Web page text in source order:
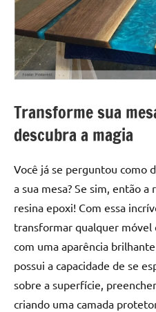
passo
criatividade
da
resina.
Explore
e
inspirações
mesa
resina,
incluindo
designs
de
mesas
Transforme sua
descubra a magia
Você já se perguntou como
a sua mesa? Se sim, então
resina epoxi! Com essa
transformar qualquer
com uma aparência
possui a capacidade de se
sobre a superfície,
criando uma camada